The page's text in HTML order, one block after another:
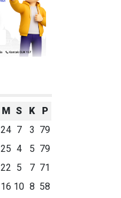
M S K
P
24 7 3 79
25 4 5 79
22 5 7 71
16 10 8 58